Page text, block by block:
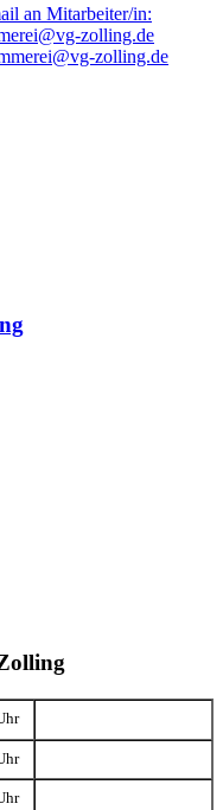
zolling.de